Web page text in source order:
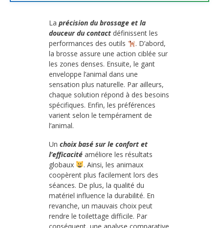
La précision du brossage et la
douceur du contact définissent les
performances des outils
. D’abord,
la brosse assure une action ciblée sur
les zones denses. Ensuite, le gant
enveloppe l’animal dans une
sensation plus naturelle. Par ailleurs,
chaque solution répond à des besoins
spécifiques. Enfin, les préférences
varient selon le tempérament de
l’animal.
Un choix basé sur le confort et
l’efficacité améliore les résultats
globaux
. Ainsi, les animaux
coopèrent plus facilement lors des
séances. De plus, la qualité du
matériel influence la durabilité. En
revanche, un mauvais choix peut
rendre le toilettage difficile. Par